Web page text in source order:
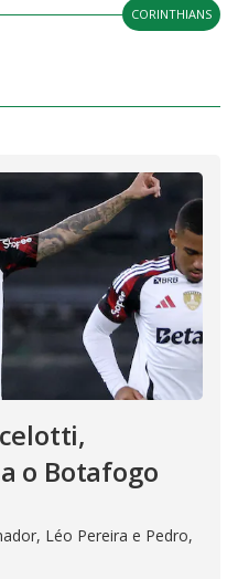
CORINTHIANS
o Botafogo
Léo Pereira e Pedro,